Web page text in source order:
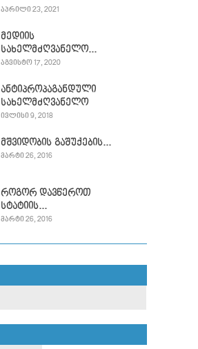
ᲐᲞᲠᲘᲚᲘ 23, 2021
მედიის
სახელმძღვანელო...
ᲐᲒᲕᲘᲡᲢᲝ 17, 2020
ანტიპროპაგანდული
სახელმძღვანელო
ᲘᲕᲚᲘᲡᲘ 9, 2018
მშვიდობის გაშუქების...
ᲛᲐᲠᲢᲘ 26, 2016
როგორ დავწეროთ
სტატიის...
ᲛᲐᲠᲢᲘ 26, 2016